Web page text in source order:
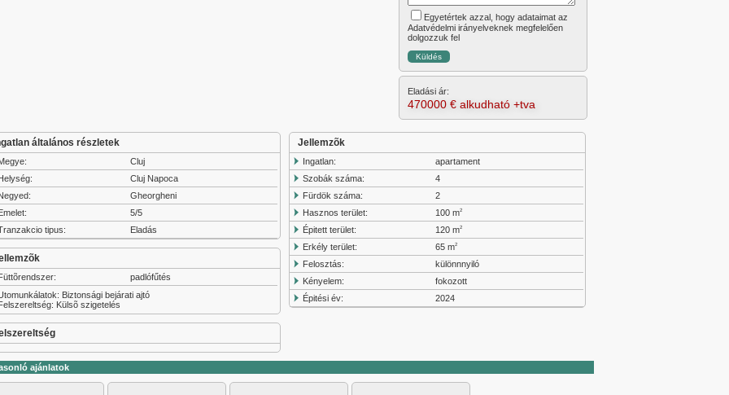
Egyetértek azzal, hogy adataimat az
Adatvédelmi irányelveknek megfelelően
dolgozzuk fel
Eladási ár:
470000 € alkudható +tva
általános részletek
Cluj
Cluj Napoca
Gheorgheni
5/5
tipus:
Eladás
padlófűtés
Biztonsági bejárati ajtó
Külsõ szigetelés
Jellemzõk
Ingatlan:
apartament
Szobák száma:
4
Fürdök száma:
2
Hasznos terület:
100 m2
Épitett terület: 120 m2
Erkély terület: 65 m2
Felosztás:
különnnyiló
Kényelem:
fokozott
Épitési év:
2024
ajánlatok